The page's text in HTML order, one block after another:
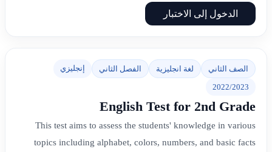
الدخول إلى الاختبار
الصف الثاني لغة انجليزية الفصل الثاني إنجليزي
2022/2023
English Test for 2nd Grade
This test aims to assess the students' knowledge in various
topics including alphabet, colors, numbers, and basic facts